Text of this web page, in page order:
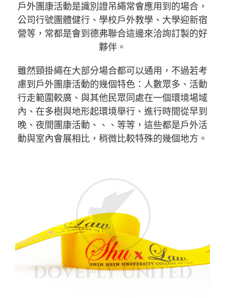
戶外團康活動是識別證吊繩常會應用到的場合，
公司行號團體健行、學校戶外教學、大學迎新宿
營等，常都是會到德弗聯合這邊來洽詢訂製的好
夥伴。
雖然頸掛繩在大部分場合都可以通用，不過若考
慮到戶外團康活動的幾個特色：人數眾多、活動
行走範圍較廣、與其他民眾同處在一個環境場域
內、在多樹與地形起環境舉行、進行時間從早到
晚、夜間團康活動、、、等等，這些都是戶外活
動與室內會展相比，稍微比較特殊的幾個地方。